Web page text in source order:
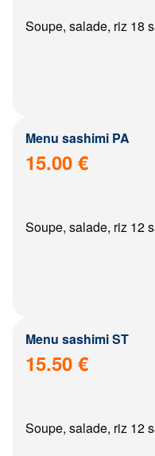
Soupe, salade, riz 18
Menu sashimi PA
15.00 €
Soupe, salade, riz 12
Menu sashimi ST
15.50 €
Soupe, salade, riz 12